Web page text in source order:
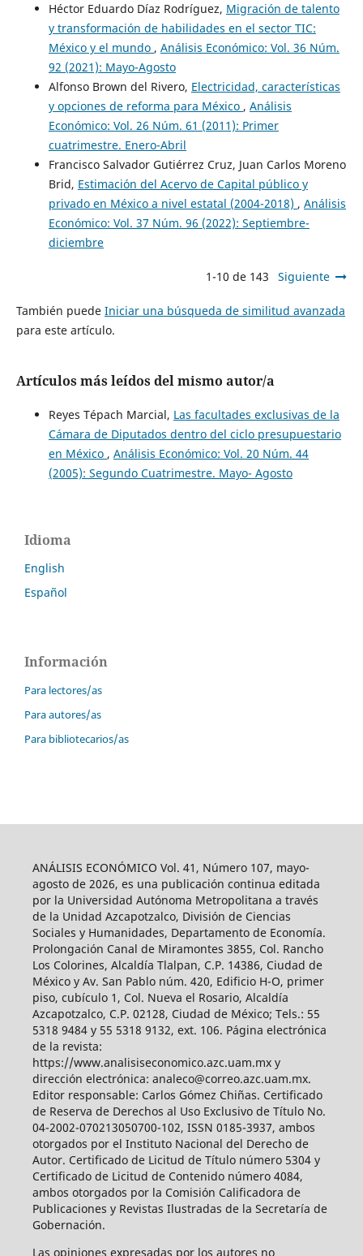
Héctor Eduardo Díaz Rodríguez, Migración de talento
y transformación de habilidades en el sector TIC:
México y el mundo , Análisis Económico: Vol. 36 Núm.
92 (2021): Mayo-Agosto
Alfonso Brown del Rivero, Electricidad, características
y opciones de reforma para México , Análisis
Económico: Vol. 26 Núm. 61 (2011): Primer
cuatrimestre. Enero-Abril
Francisco Salvador Gutiérrez Cruz, Juan Carlos Moreno
Brid, Estimación del Acervo de Capital público y
privado en México a nivel estatal (2004-2018) , Análisis
Económico: Vol. 37 Núm. 96 (2022): Septiembre-
diciembre
1-10 de 143 Siguiente
También puede Iniciar una búsqueda de similitud avanzada
para este artículo.
Artículos más leídos del mismo autor/a
Reyes Tépach Marcial, Las facultades exclusivas de la
Cámara de Diputados dentro del ciclo presupuestario
en México , Análisis Económico: Vol. 20 Núm. 44
(2005): Segundo Cuatrimestre. Mayo- Agosto
Idioma
English
Español
Información
Para lectores/as
Para autores/as
Para bibliotecarios/as
ANÁLISIS ECONÓMICO Vol. 41, Número 107, mayo-
agosto de 2026, es una publicación continua editada
por la Universidad Autónoma Metropolitana a través
de la Unidad Azcapotzalco, División de Ciencias
Sociales y Humanidades, Departamento de Economía.
Prolongación Canal de Miramontes 3855, Col. Rancho
Los Colorines, Alcaldía Tlalpan, C.P. 14386, Ciudad de
México y Av. San Pablo núm. 420, Edificio H-O, primer
piso, cubículo 1, Col. Nueva el Rosario, Alcaldía
Azcapotzalco, C.P. 02128, Ciudad de México; Tels.: 55
5318 9484 y 55 5318 9132, ext. 106. Página electrónica
de la revista:
https://www.analisiseconomico.azc.uam.mx y
dirección electrónica: analeco@correo.azc.uam.mx.
Editor responsable: Carlos Gómez Chiñas. Certificado
de Reserva de Derechos al Uso Exclusivo de Título No.
04-2002-070213050700-102, ISSN 0185-3937, ambos
otorgados por el Instituto Nacional del Derecho de
Autor. Certificado de Licitud de Título número 5304 y
Certificado de Licitud de Contenido número 4084,
ambos otorgados por la Comisión Calificadora de
Publicaciones y Revistas Ilustradas de la Secretaría de
Gobernación.
Las opiniones expresadas por los autores no